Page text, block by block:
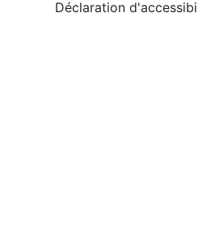
Déclaration